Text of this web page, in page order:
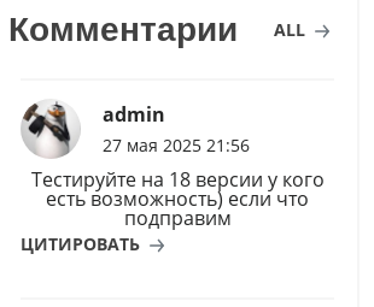
Комментарии ALL
admin
27 мая 2025 21:56
Тестируйте на 18 версии у кого
есть возможность) если что
подправим
ЦИТИРОВАТЬ